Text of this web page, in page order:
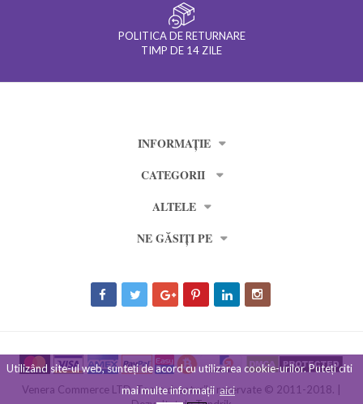
Utilizând site-ul web, sunteți de acord cu utilizarea cookie-urilor. Puteți citi
mai multe informațiiaici
POLITICA DE RETURNARE
TIMP DE 14 ZILE
INFORMAȚIE
CATEGORII
ALTELE
NE GĂSIȚI PE
Venera Commerce LTD. Toate drepturile rezervate © 2011-2018. |